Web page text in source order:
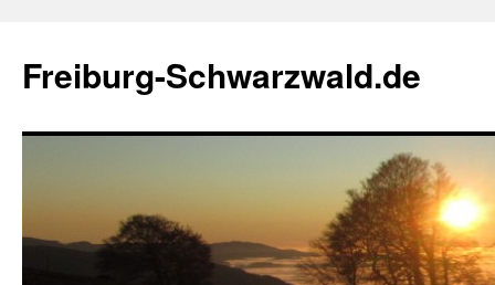
springen
Freiburg-Schwarzwald.de